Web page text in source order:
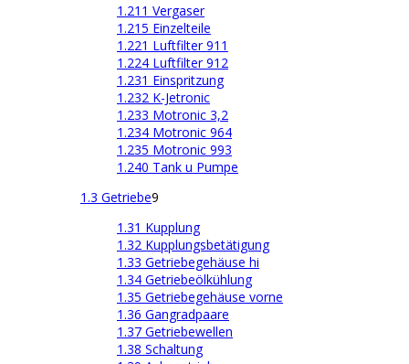
1.211 Vergaser
1.215 Einzelteile
1.221 Luftfilter 911
1.224 Luftfilter 912
1.231 Einspritzung
1.232 K-Jetronic
1.233 Motronic 3,2
1.234 Motronic 964
1.235 Motronic 993
1.240 Tank u Pumpe
1.3 Getriebe9
1.31 Kupplung
1.32 Kupplungsbetätigung
1.33 Getriebegehäuse hi
1.34 Getriebeölkühlung
1.35 Getriebegehäuse vorne
1.36 Gangradpaare
1.37 Getriebewellen
1.38 Schaltung